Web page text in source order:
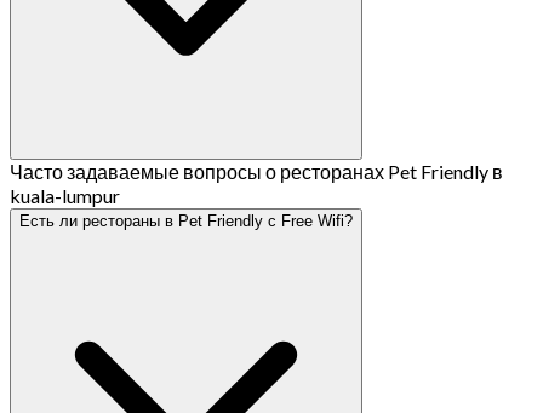
Часто задаваемые вопросы о ресторанах Pet Friendly в
kuala-lumpur
Есть ли рестораны в Pet Friendly с Free Wifi?